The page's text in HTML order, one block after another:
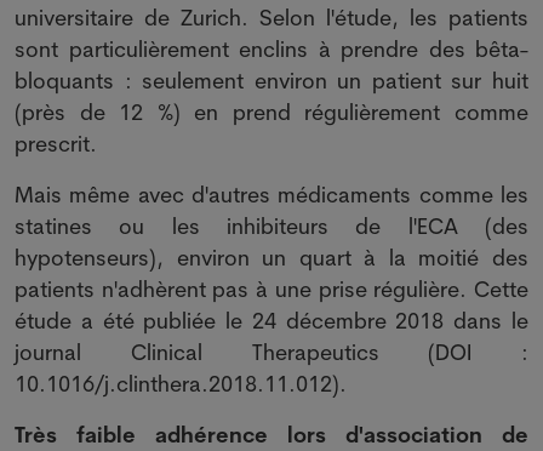
universitaire de Zurich. Selon l'étude, les patients
sont particulièrement enclins à prendre des bêta-
bloquants : seulement environ un patient sur huit
(près de 12 %) en prend régulièrement comme
prescrit.
Mais même avec d'autres médicaments comme les
statines ou les inhibiteurs de l'ECA (des
hypotenseurs), environ un quart à la moitié des
patients n'adhèrent pas à une prise régulière. Cette
étude a été publiée le 24 décembre 2018 dans le
journal Clinical Therapeutics (DOI :
10.1016/j.clinthera.2018.11.012).
Très faible adhérence lors d'association de